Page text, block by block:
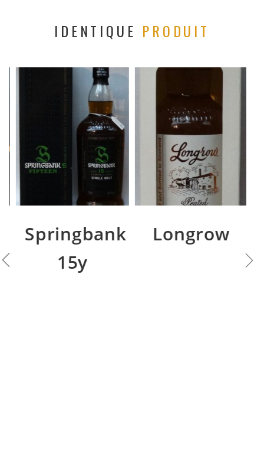
IDENTIQUE PRODUIT
Springbank
15y
Longrow